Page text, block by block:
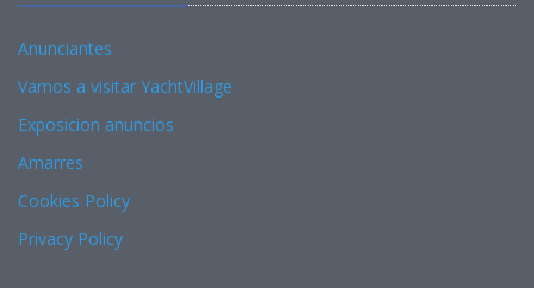
Anunciantes
Vamos a visitar YachtVillage
Exposicion anuncios
Amarres
Cookies Policy
Privacy Policy